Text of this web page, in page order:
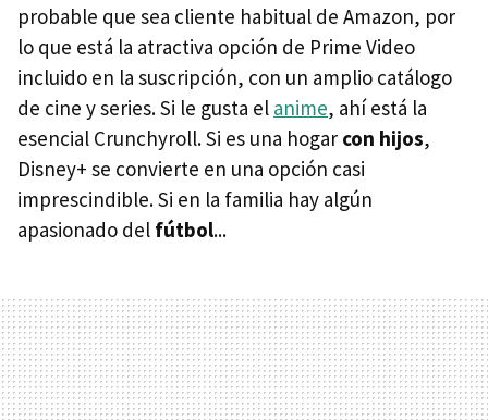
probable que sea cliente habitual de Amazon, por
lo que está la atractiva opción de Prime Video
incluido en la suscripción, con un amplio catálogo
de cine y series. Si le gusta el anime, ahí está la
esencial Crunchyroll. Si es una hogar con hijos,
Disney+ se convierte en una opción casi
imprescindible. Si en la familia hay algún
apasionado del fútbol...